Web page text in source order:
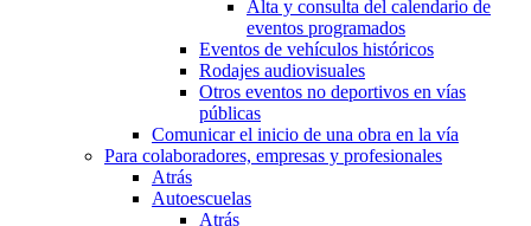
Alta y consulta del calendario de
eventos programados
Eventos de vehículos históricos
Rodajes audiovisuales
Otros eventos no deportivos en vías
públicas
Comunicar el inicio de una obra en la vía
Para colaboradores, empresas y profesionales
Atrás
Autoescuelas
Atrás